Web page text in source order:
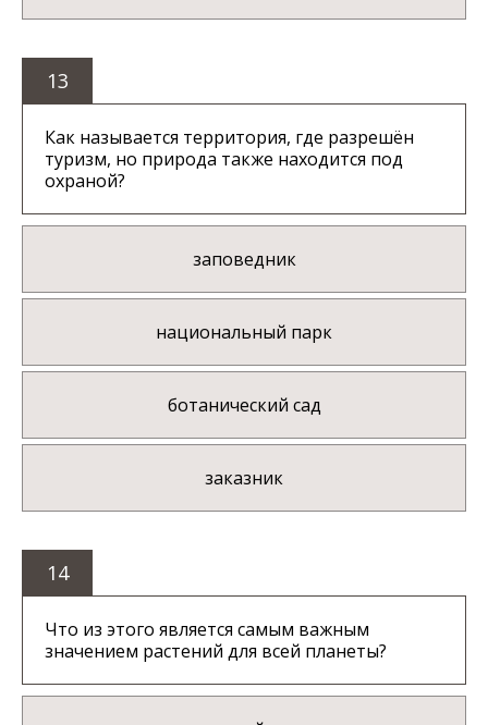
13
Как называется территория, где разрешён
туризм, но природа также находится под
охраной?
заповедник
национальный парк
ботанический сад
заказник
14
Что из этого является самым важным
значением растений для всей планеты?